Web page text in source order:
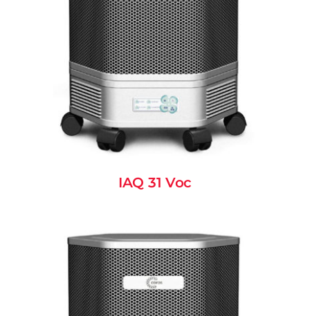
IAQ 31 Voc